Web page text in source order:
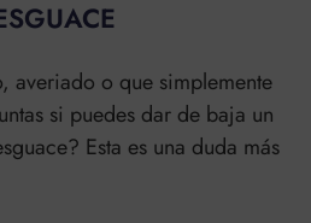
averiado o que simplemente
si puedes dar de baja un
Esta es una duda más